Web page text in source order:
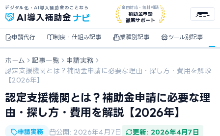
デジタル化・AI導入補助金のことなら
AI 導入補助金 ナビ
全国対応・無料相談
補助金申請
徹底サポート
メニュー
申請代行 制度・仕組み記事 業種別記事 ツール別記事
ホーム 記事一覧
申請実務
認定支援機関とは？補助金申請に必要な理由・探し方・費用を解説
【2026年】
認定支援機関とは？補助金申請に必要な理
由・探し方・費用を解説【2026年】
申請実務 公開: 2026年4月7日 更新: 2026年4月7日